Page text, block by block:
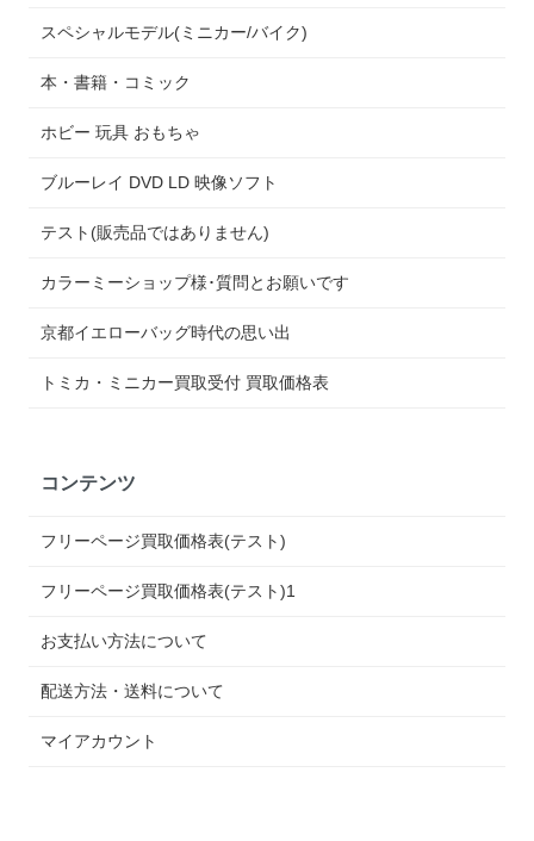
スペシャルモデル(ミニカー/バイク)
本・書籍・コミック
ホビー 玩具 おもちゃ
ブルーレイ DVD LD 映像ソフト
テスト(販売品ではありません)
カラーミーショップ様･質問とお願いです
京都イエローバッグ時代の思い出
トミカ・ミニカー買取受付 買取価格表
コンテンツ
フリーページ買取価格表(テスト)
フリーページ買取価格表(テスト)1
お支払い方法について
配送方法・送料について
マイアカウント